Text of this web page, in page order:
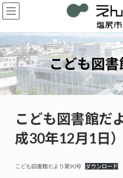
コ
ン
ン
ツ
へ
ス
キ
ッ
プ
ナ
ビ
ー
シ
ョ
ン
に
移
動
こども図書
こども図書館だ
成30年12月1日）
こども図書館だより第90号 ダウンロード